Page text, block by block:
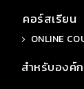
คอร์สเรียน
ONLINE
สำหรับองค์